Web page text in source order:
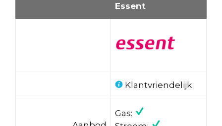
Essent
Klantvriendelijk
Gas: